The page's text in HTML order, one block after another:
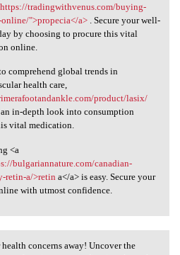
https://tradingwithvenus.com/buying-
">propecia</a>. Secure your well-
by choosing to procure this vital
online.
comprehend global trends in
health care,
product/lasix/
in-depth look into consumption
vital medication.
<a
bulgariannature.com/canadian-
retin-a/>retin a</a> is easy. Secure your
with utmost confidence.
concerns away! Uncover the